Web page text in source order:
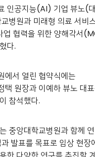
공지능(AI) 기업 뷰노(
병원과 미래형 의료 서비
업 협력을 위한 양해각서
다.
에서 열린 협약식에는
택 원장과 이예하 뷰노 대
참석했다.
중앙대학교병원과 함께 연
발표를 목표로 임상 현장